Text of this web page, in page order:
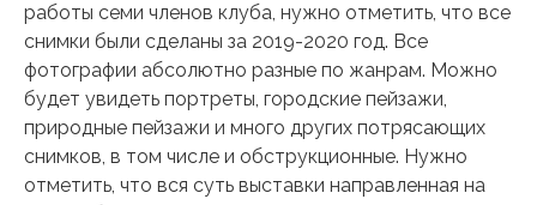
работы семи членов клуба, нужно отметить, что все
снимки были сделаны за 2019-2020 год. Все
фотографии абсолютно разные по жанрам. Можно
будет увидеть портреты, городские пейзажи,
природные пейзажи и много других потрясающих
снимков, в том числе и обструкционные. Нужно
отметить, что вся суть выставки направленная на